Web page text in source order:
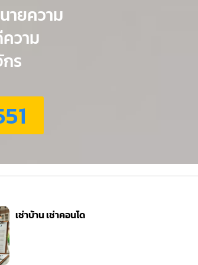
ายความ
วาม
ร
เช่าบ้าน เช่าคอนโด